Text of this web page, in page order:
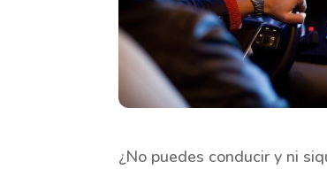
¿No puedes conducir y ni